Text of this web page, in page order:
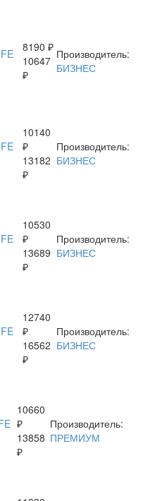
8190 ₽
10647
₽
Производитель:
БИЗНЕС
10140
₽
13182
₽
Производитель:
БИЗНЕС
10530
₽
13689
₽
Производитель:
БИЗНЕС
12740
₽
16562
₽
Производитель:
БИЗНЕС
10660
₽
13858
₽
Производитель:
ПРЕМИУМ